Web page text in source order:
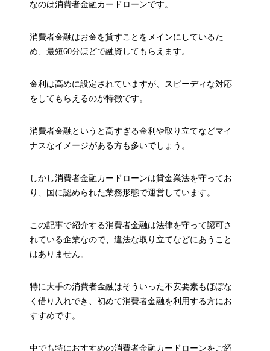
なのは消費者金融カードローンです。
消費者金融はお金を貸すことをメインにしているた
め、最短60分ほどで融資してもらえます。
金利は高めに設定されていますが、スピーディな対応
をしてもらえるのが特徴です。
消費者金融というと高すぎる金利や取り立てなどマイ
ナスなイメージがある方も多いでしょう。
しかし消費者金融カードローンは貸金業法を守ってお
り、国に認められた業務形態で運営しています。
この記事で紹介する消費者金融は法律を守って認可さ
れている企業なので、違法な取り立てなどにあうこと
はありません。
特に大手の消費者金融はそういった不安要素もほぼな
く借り入れでき、初めて消費者金融を利用する方にお
すすめです。
中でも特におすすめの消費者金融カードローンをご紹